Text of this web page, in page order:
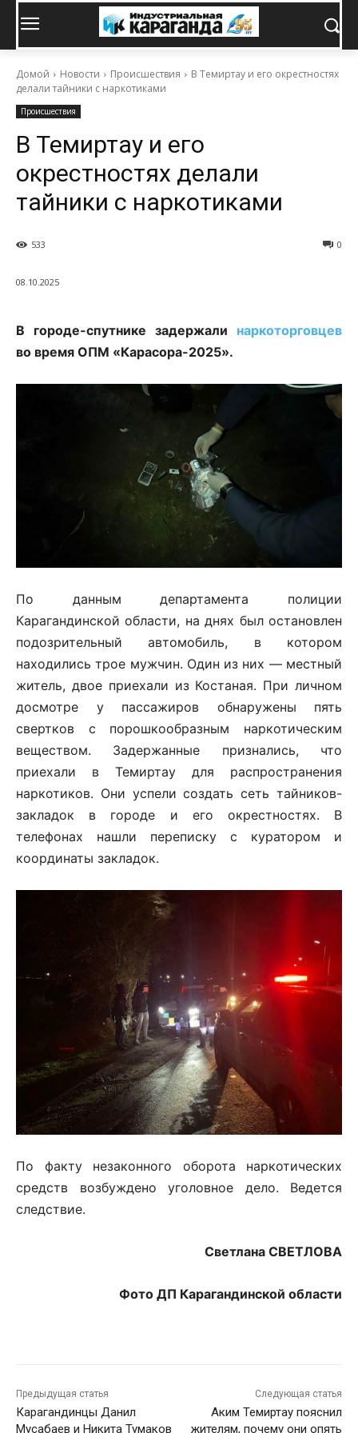
Домой Новости Происшествия
В Темиртау и его окрестностях
делали тайники с наркотиками
Происшествия
В Темиртау и его
окрестностях делали
тайники с наркотиками
0
533
08.10.2025
В городе-спутнике задержали наркоторговцев
во время ОПМ «Карасора-2025».
По данным департамента полиции
Карагандинской области, на днях был остановлен
подозрительный автомобиль, в котором
находились трое мужчин. Один из них — местный
житель, двое приехали из Костаная. При личном
досмотре у пассажиров обнаружены пять
свертков с порошкообразным наркотическим
веществом. Задержанные признались, что
приехали в Темиртау для распространения
наркотиков. Они успели создать сеть тайников-
закладок в городе и его окрестностях. В
телефонах нашли переписку с куратором и
координаты закладок.
По факту незаконного оборота наркотических
средств возбуждено уголовное дело. Ведется
следствие.
Светлана СВЕТЛОВА
Фото ДП Карагандинской области
Предыдущая статья
Карагандинцы Данил
Мусабаев и Никита Тумаков
Следующая статья
Аким Темиртау пояснил
жителям, почему они опять